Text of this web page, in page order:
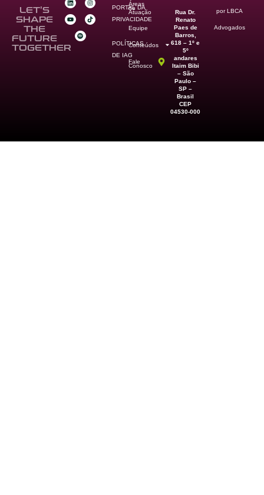
LET’S
SHAPE
THE
FUTURE
TOGETHER
PORTAL DA
PRIVACIDADE
POLÍTICAS
DE IAG
Áreas
de
Atuação
Equipe
Conteúdos
Fale
Conosco
Rua Dr.
Renato
Paes de
Barros,
618 – 1º e
5º
andares
Itaim Bibi
– São
Paulo –
SP –
Brasil
CEP
04530-000
por LBCA
Advogados